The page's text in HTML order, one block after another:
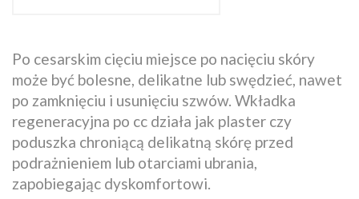
Po cesarskim cięciu miejsce po nacięciu skóry
może być bolesne, delikatne lub swędzieć, nawet
po zamknięciu i usunięciu szwów. Wkładka
regeneracyjna po cc działa jak plaster czy
poduszka chroniącą delikatną skórę przed
podrażnieniem lub otarciami ubrania,
zapobiegając dyskomfortowi.